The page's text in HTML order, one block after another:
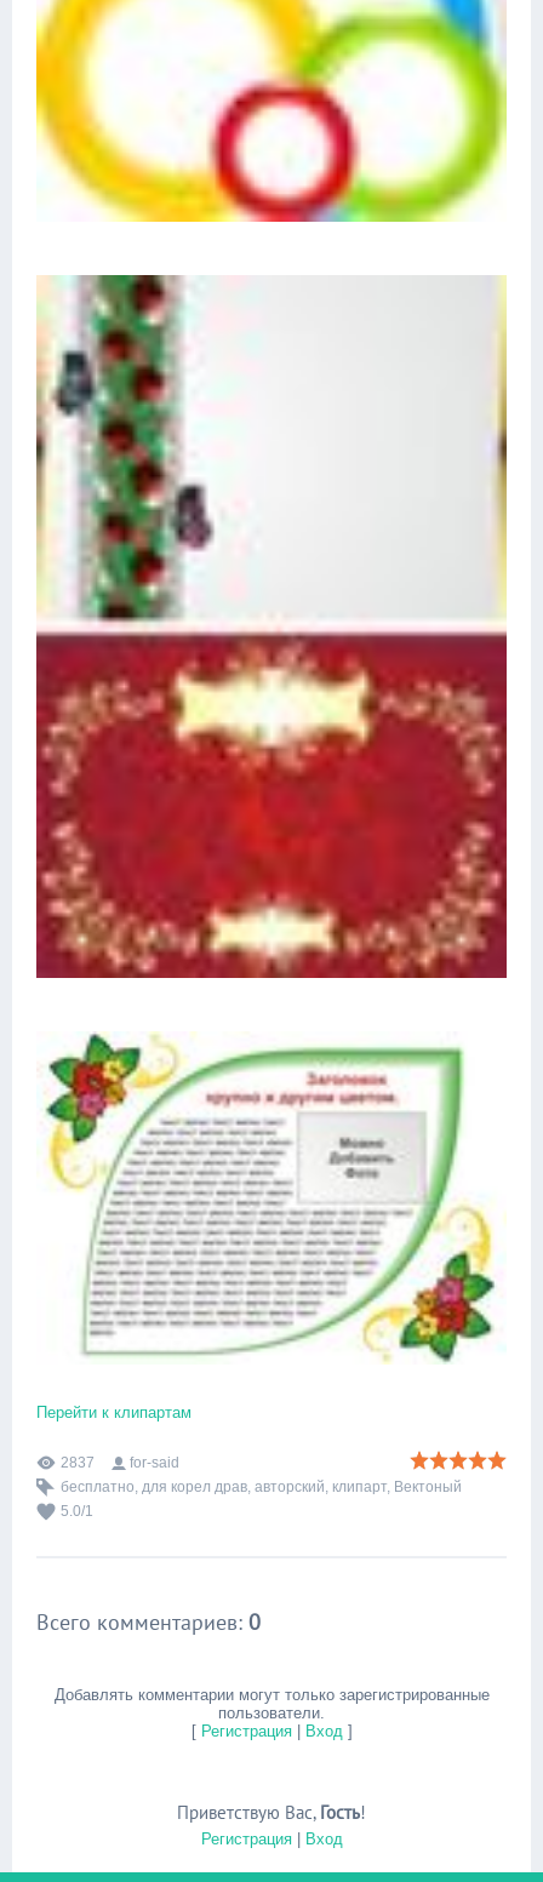
Перейти к клипартам
2837
for-said
бесплатно, для корел драв, авторский, клипарт, Вектоный
5.0/1
Всего комментариев: 0
Добавлять комментарии могут только зарегистрированные
пользователи.
[ Регистрация| Вход]
Приветствую Вас, Гость!
Регистрация| Вход